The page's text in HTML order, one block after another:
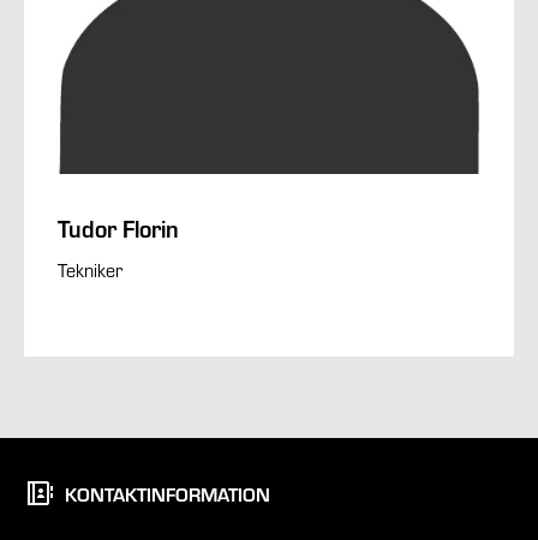
Tudor Florin
Tekniker
KONTAKTINFORMATION